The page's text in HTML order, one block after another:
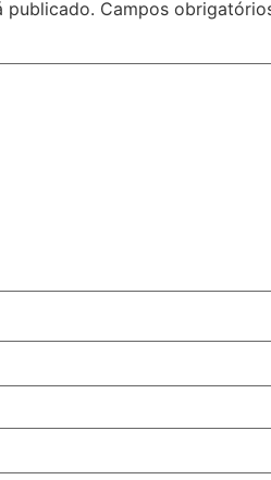
publicado. Campos